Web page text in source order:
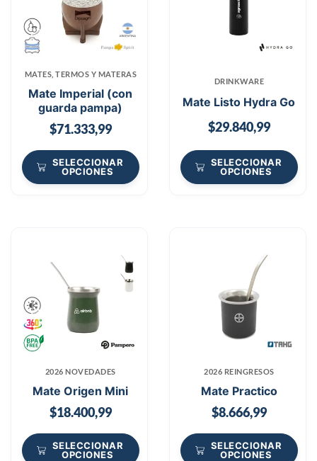
MATES, TERMOS Y MATERAS
Mate Imperial (con
guarda pampa)
$71.333,99
SELECCIONAR
OPCIONES
DRINKWARE
Mate Listo Hydra Go
$29.840,99
SELECCIONAR
OPCIONES
2026 NOVEDADES
Mate Origen Mini
$18.400,99
SELECCIONAR
OPCIONES
2026 REINGRESOS
Mate Practico
$8.666,99
SELECCIONAR
OPCIONES